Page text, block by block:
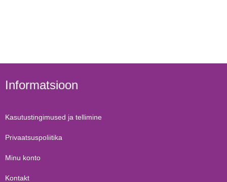
Informatsioon
Kasutustingimused ja tellimine
Privaatsuspoliitika
Minu konto
Kontakt